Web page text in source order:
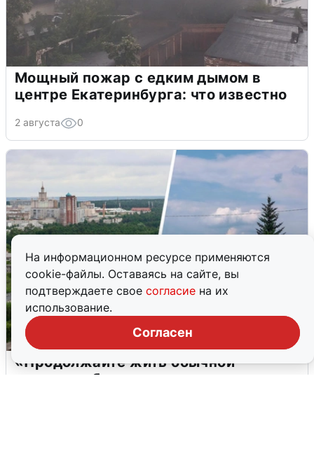
На информационном ресурсе применяются
cookie-файлы. Оставаясь на сайте, вы
подтверждаете свое согласие на их
использование.
Согласен
Мощный пожар с едким дымом в
центре Екатеринбурга: что известно
2 августа 0
«Продолжайте жить обычной
жизнью»: беспилотная опасность